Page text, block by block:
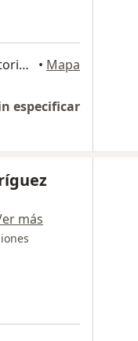
Carrera 46 # 54 - 14 Piso 11 Consultorio 1103, Medellín • Mapa
especificar
más